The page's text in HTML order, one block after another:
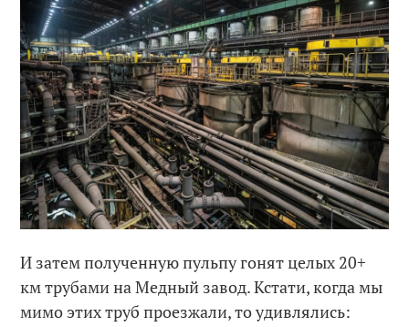
И затем полученную пульпу гонят целых 20+
км трубами на Медный завод. Кстати, когда мы
мимо этих труб проезжали, то удивлялись: